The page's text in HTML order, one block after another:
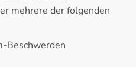
mehrere der folgenden
Beschwerden